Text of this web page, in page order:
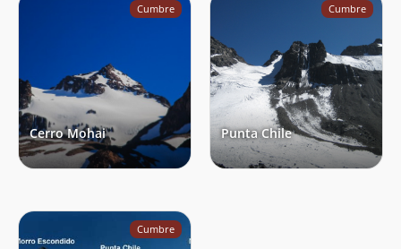
Cumbre
Cerro Mohai
Cumbre
Punta Chile
Cumbre